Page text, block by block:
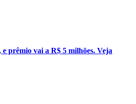
prêmio vai a R$ 5 milhões. Veja